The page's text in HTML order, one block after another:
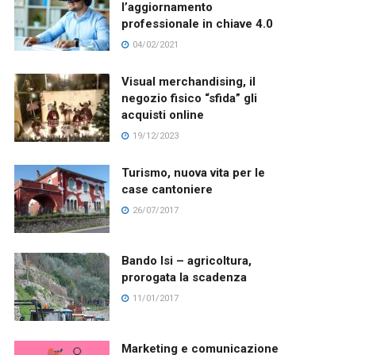
l’aggiornamento
professionale in chiave 4.0
04/02/2021
Visual merchandising, il
negozio fisico “sfida” gli
acquisti online
19/12/2023
Turismo, nuova vita per le
case cantoniere
26/07/2017
Bando Isi – agricoltura,
prorogata la scadenza
11/01/2017
Marketing e comunicazione